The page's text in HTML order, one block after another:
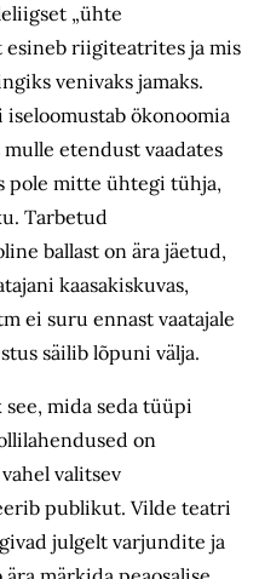
„ühte
esineb riigiteatrites ja mis
venivaks jamaks.
iseloomustab ökonoomia
etendust vaadates
pole mitte ühtegi tühja,
Tarbetud
ballast on ära jäetud,
kaasakiskuvas,
ei suru ennast vaatajale
säilib lõpuni välja.
see, mida seda tüüpi
on
valitsev
publikut. Vilde teatri
julgelt varjundite ja